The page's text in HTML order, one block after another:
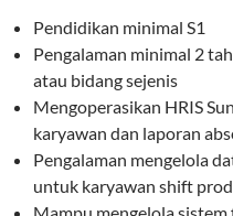
Pendidikan minimal S1
Pengalaman minimal 2
atau bidang sejenis
Mengoperasikan HRIS
karyawan dan laporan
Pengalaman mengelola
untuk karyawan shift